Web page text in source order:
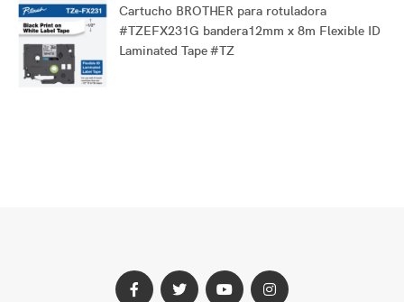
Cartucho BROTHER para rotuladora
#TZEFX231G bandera12mm x 8m Flexible ID
Laminated Tape #TZ